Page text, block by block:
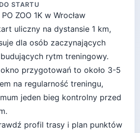
STARTU
ZOO 1K w Wrocław
uliczny na dystansie 1 km,
dla osób zaczynających
rytm treningowy.
przygotowań to około 3-5
na regularność treningu,
jeden bieg kontrolny przed
profil trasy i plan punktów